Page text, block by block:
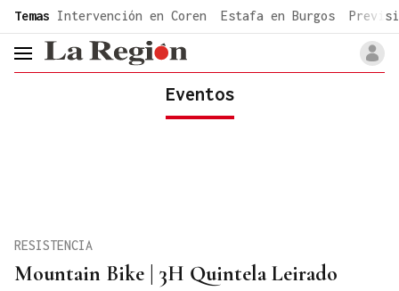
common.go-to-content
Temas Intervención en Coren Estafa en Burgos
header.menu.open
Eventos
Mountain Bike | 3H Quintela Leirado
RESISTENCIA